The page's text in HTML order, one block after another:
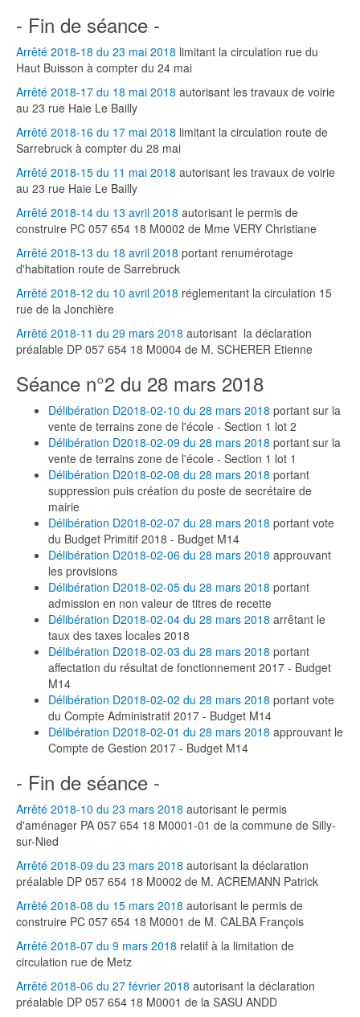
- Fin de séance -
Arrêté 2018-18 du 23 mai 2018 limitant la circulation rue du
Haut Buisson à compter du 24 mai
Arrêté 2018-17 du 18 mai 2018 autorisant les travaux de voirie
au 23 rue Haie Le Bailly
Arrêté 2018-16 du 17 mai 2018 limitant la circulation route de
Sarrebruck à compter du 28 mai
Arrêté 2018-15 du 11 mai 2018 autorisant les travaux de voirie
au 23 rue Haie Le Bailly
Arrêté 2018-14 du 13 avril 2018 autorisant le permis de
construire PC 057 654 18 M0002 de Mme VERY Christiane
Arrêté 2018-13 du 18 avril 2018 portant renumérotage
d'habitation route de Sarrebruck
Arrêté 2018-12 du 10 avril 2018 réglementant la circulation 15
rue de la Jonchière
Arrêté 2018-11 du 29 mars 2018 autorisant la déclaration
préalable DP 057 654 18 M0004 de M. SCHERER Etienne
Séance n°2 du 28 mars 2018
Délibération D2018-02-10 du 28 mars 2018 portant sur la
vente de terrains zone de l'école - Section 1 lot 2
Délibération D2018-02-09 du 28 mars 2018 portant sur la
vente de terrains zone de l'école - Section 1 lot 1
Délibération D2018-02-08 du 28 mars 2018 portant
suppression puis création du poste de secrétaire de
mairie
Délibération D2018-02-07 du 28 mars 2018 portant vote
du Budget Primitif 2018 - Budget M14
Délibération D2018-02-06 du 28 mars 2018 approuvant
les provisions
Délibération D2018-02-05 du 28 mars 2018 portant
admission en non valeur de titres de recette
Délibération D2018-02-04 du 28 mars 2018 arrêtant le
taux des taxes locales 2018
Délibération D2018-02-03 du 28 mars 2018 portant
affectation du résultat de fonctionnement 2017 - Budget
M14
Délibération D2018-02-02 du 28 mars 2018 portant vote
du Compte Administratif 2017 - Budget M14
Délibération D2018-02-01 du 28 mars 2018 approuvant le
Compte de Gestion 2017 - Budget M14
- Fin de séance -
Arrêté 2018-10 du 23 mars 2018 autorisant le permis
d'aménager PA 057 654 18 M0001-01 de la commune de Silly-
sur-Nied
Arrêté 2018-09 du 23 mars 2018 autorisant la déclaration
préalable DP 057 654 18 M0002 de M. ACREMANN Patrick
Arrêté 2018-08 du 15 mars 2018 autorisant le permis de
construire PC 057 654 18 M0001 de M. CALBA François
Arrêté 2018-07 du 9 mars 2018 relatif à la limitation de
circulation rue de Metz
Arrêté 2018-06 du 27 février 2018 autorisant la déclaration
préalable DP 057 654 18 M0001 de la SASU ANDD